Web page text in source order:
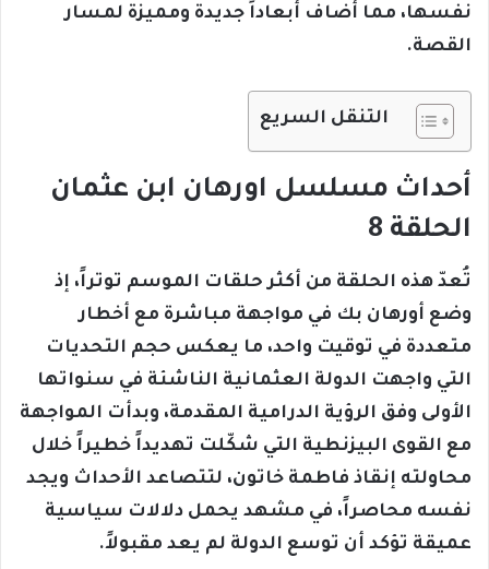
نفسها، مما أضاف أبعاداً جديدة ومميزة لمسار
القصة.
التنقل السريع
أحداث مسلسل اورهان ابن عثمان
الحلقة 8
تُعدّ هذه الحلقة من أكثر حلقات الموسم توتراً، إذ
وضع أورهان بك في مواجهة مباشرة مع أخطار
متعددة في توقيت واحد، ما يعكس حجم التحديات
التي واجهت الدولة العثمانية الناشئة في سنواتها
الأولى وفق الرؤية الدرامية المقدمة، وبدأت المواجهة
مع القوى البيزنطية التي شكّلت تهديداً خطيراً خلال
محاولته إنقاذ فاطمة خاتون، لتتصاعد الأحداث ويجد
نفسه محاصراً، في مشهد يحمل دلالات سياسية
عميقة تؤكد أن توسع الدولة لم يعد مقبولاً.